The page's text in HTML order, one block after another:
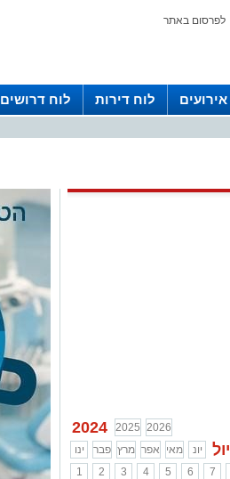
לפרסום באתר
אירועים לוח דירות לוח דרושים
2024 2025 2026
ינו
פבר מרץ אפר מאי יונ יול
1
2 3 4 5 6 7